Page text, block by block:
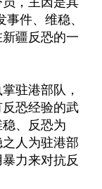
件、维稳、
疆反恐的一
驻港部队，
恐经验的武
、反恐为
人为驻港部
力来对抗反